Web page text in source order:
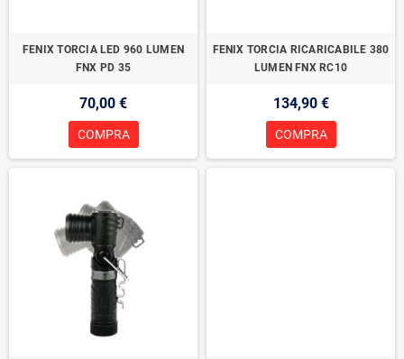
FENIX TORCIA LED 960 LUMEN
FNX PD 35
70,00 €
COMPRA
FENIX TORCIA RICARICABILE 380
LUMEN FNX RC10
134,90 €
COMPRA